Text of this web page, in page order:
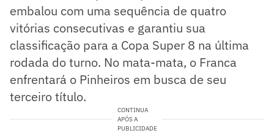
embalou com uma sequência de quatro
vitórias consecutivas e garantiu sua
classificação para a Copa Super 8 na última
rodada do turno. No mata-mata, o Franca
enfrentará o Pinheiros em busca de seu
terceiro título.
CONTINUA
APÓS A
PUBLICIDADE